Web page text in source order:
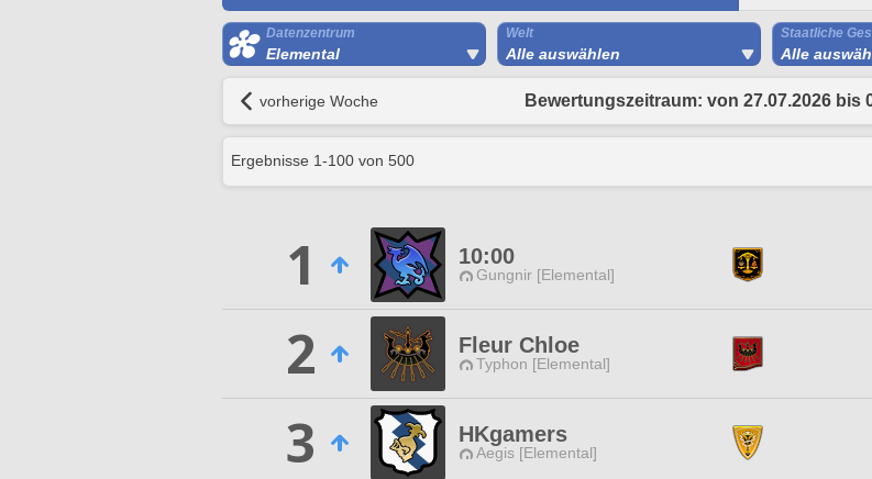
Datenzentrum
Elemental
Welt
Alle auswählen
Staatliche
Alle
vorherige Woche Bewertungszeitraum: von 27.07.2026 bis
Ergebnisse 1-100 von 500
1 10:00
Gungnir [Elemental]
2
Fleur Chloe
Typhon [Elemental]
3
HKgamers
Aegis [Elemental]